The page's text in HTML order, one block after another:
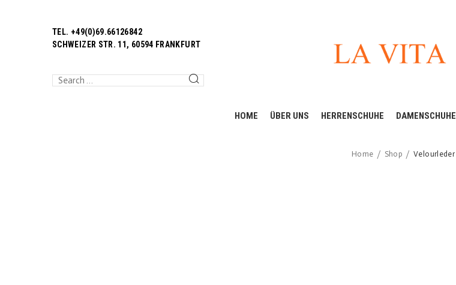
TEL. +49(0)69.66126842
SCHWEIZER STR. 11, 60594 FRANKFURT
HOME ÜBER UNS HERRENSCHUHE DAMENSCHUHE
Home / Shop / Velourleder